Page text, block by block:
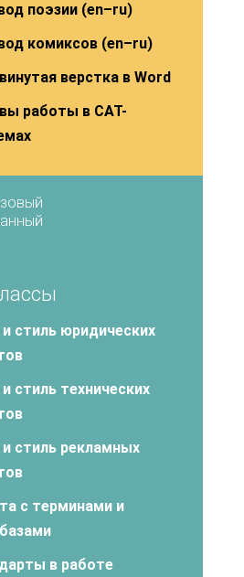
поэзии (en–ru)
комиксов (en–ru)
верстка в Word
работы в CAT-
стиль юридических
стиль технических
стиль рекламных
с терминами и
в работе